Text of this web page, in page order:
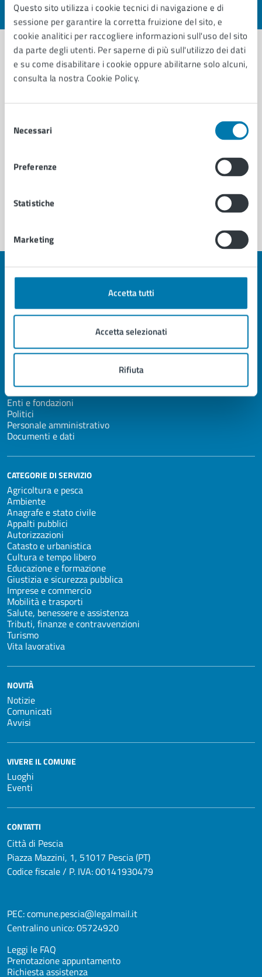
Questo sito utilizza i cookie tecnici di navigazione e di
sessione per garantire la corretta fruizione del sito, e
cookie analitici per raccogliere informazioni sull'uso del sito
da parte degli utenti. Per saperne di più sull'utilizzo dei dati
e su come disabilitare i cookie oppure abilitarne solo alcuni,
consulta la nostra Cookie Policy.
delNecessari
Preferenze
Statistiche
Marketing
Accetta tutti
Accetta selezionati
Rifiuta
Valuta 5 stelle su 5
Valuta 4 stelle su 5
Valuta 3 stelle su 5
Valuta 2 stelle su 5
Valuta 1 stelle su 5
Contatta il comune
Richiedi assistenza
Segnala disservizio
Città di Pescia
AMMINISTRAZIONE
Uffici
Enti e fondazioni
Politici
Personale amministrativo
Documenti e dati
CATEGORIE DI SERVIZIO
Agricoltura e pesca
Ambiente
Anagrafe e stato civile
Appalti pubblici
Autorizzazioni
Catasto e urbanistica
Cultura e tempo libero
Educazione e formazione
Giustizia e sicurezza pubblica
Imprese e commercio
Mobilità e trasporti
Salute, benessere e assistenza
Tributi, finanze e contravvenzioni
Turismo
Vita lavorativa
NOVITÀ
Notizie
Comunicati
Avvisi
VIVERE IL COMUNE
Luoghi
Eventi
CONTATTI
Città di Pescia
Piazza Mazzini, 1, 51017 Pescia (PT)
Codice fiscale / P. IVA: 00141930479
PEC:comune.pescia@legalmail.it
Centralino unico:05724920
Leggi le FAQ
Prenotazione appuntamento
Richiesta assistenza